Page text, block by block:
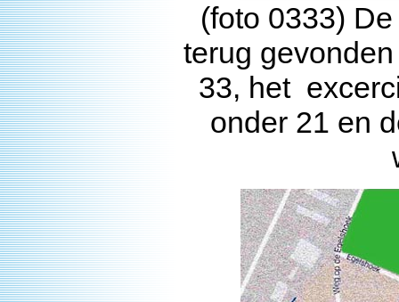
(foto 0333)
terug
33, het
onder 21 en